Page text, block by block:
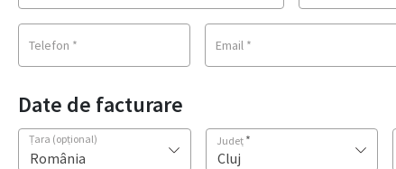
Telefon * Email *
Date de facturare
Țara (opțional)
România
Județ *
Cluj